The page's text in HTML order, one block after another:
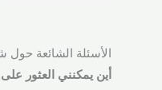
الأسئلة الشائعة
أين يمكنني العثور